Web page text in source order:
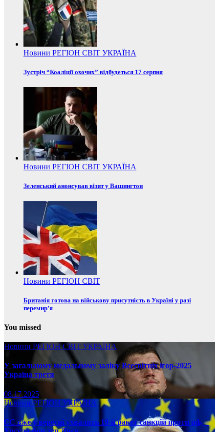
Новини РЕГІОН СВІТ УКРАЇНА
Зустріч “Коаліції охочих” відбудеться 17 серпня
Новини РЕГІОН СВІТ УКРАЇНА
Зеленський анонсував візит у Вашингтон
Новини РЕГІОН СВІТ
Британія готова на військову присутність в Україні у разі
перемир’я
You missed
Новини РЕГІОНСВІТ УКРАЇНА
У загальному медальному заліку Всесвітніх ігор-2025
Україна третя
08.17.2025
НовиниРЕГІОН УКРАЇНА
ЄС вже у вересні ухвалить 19-й ракет санкцій проти рф, –